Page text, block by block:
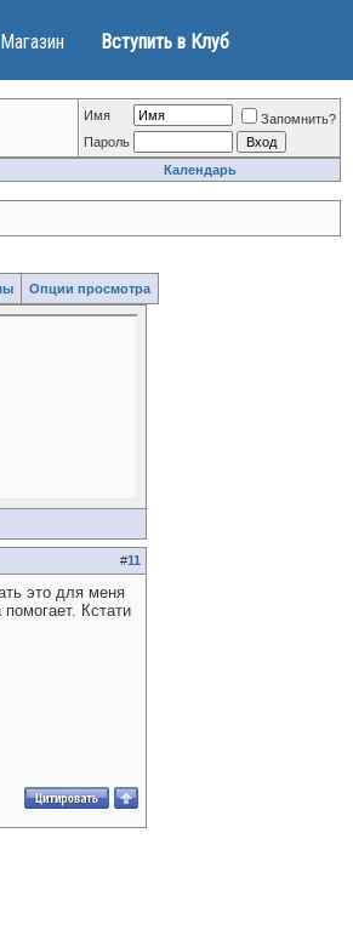
Магазин Вступить в Клуб
Имя
Запомнить?
Пароль
Календарь
Опции просмотра
#11
это для меня
Кстати